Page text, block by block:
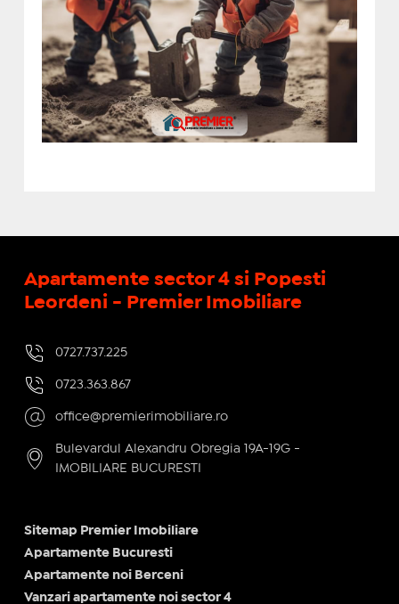
Apartamente sector 4 si Popesti
Leordeni - Premier Imobiliare
0727.737.225
0723.363.867
office@premierimobiliare.ro
Bulevardul Alexandru Obregia 19A-19G -
IMOBILIARE BUCURESTI
Sitemap Premier Imobiliare
Apartamente Bucuresti
Apartamente noi Berceni
Vanzari apartamente noi sector 4